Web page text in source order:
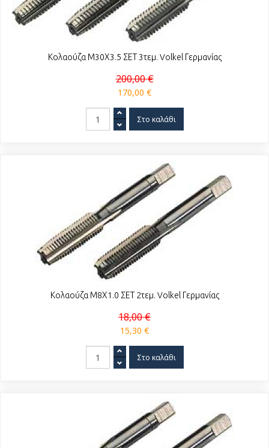
Κολαούζα Μ30Χ3.5 ΣΕΤ 3τεμ. Volkel Γερμανίας
200,00 €
170,00 €
Κολαούζα Μ8Χ1.0 ΣΕΤ 2τεμ. Volkel Γερμανίας
18,00 €
15,30 €